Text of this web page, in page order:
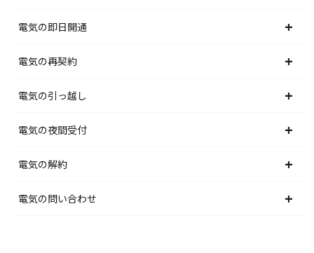
北海道電力エリア
東北電力エリア
東京電力エリア
北陸電力エリア
中部電力エリア
関西電力エリア
電気の即日開通
北海道電力エリア
東北電力エリア
東京電力エリア
北陸電力エリア
中部電力エリア
電気の再契約
北海道電力エリア
東北電力エリア
東京電力エリア
北陸電力エリア
電気の引っ越し
北海道電力エリア
東北電力エリア
東京電力エリア
電気の夜間受付
北海道電力エリア
東北電力エリア
電気の解約
北海道電力エリア
電気の問い合わせ